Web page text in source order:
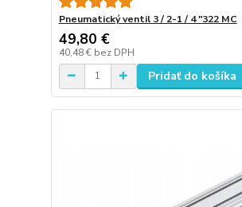
Pneumatický ventil 3 / 2-1 / 4 "322 MC
49,80 €
40,48 € bez DPH
Pridať do košíka